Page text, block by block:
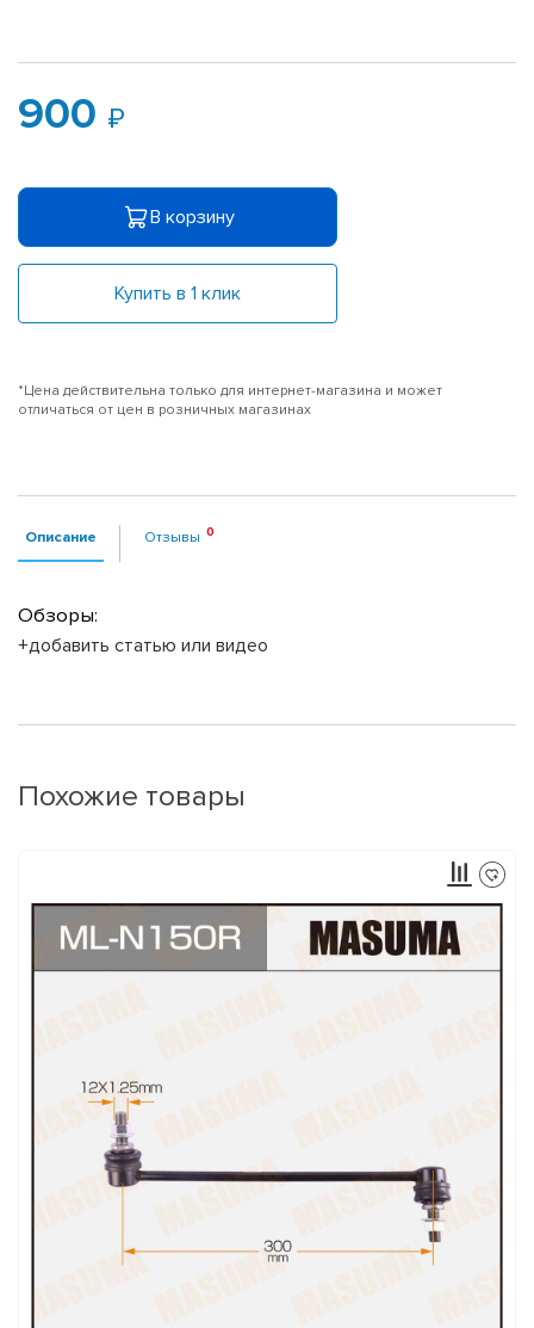
900
В корзину
Купить в 1 клик
*Цена действительна только для интернет-магазина и может
отличаться от цен в розничных магазинах
Описание Отзывы
Обзоры:
+добавить статью или видео
Похожие товары